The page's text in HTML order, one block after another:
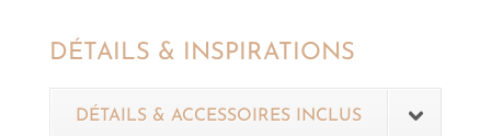
DÉTAILS & INSPIRATIONS
DÉTAILS & ACCESSOIRES INCLUS